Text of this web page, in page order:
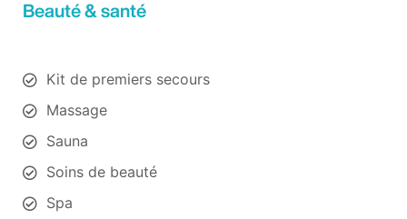
Beauté & santé
Kit de premiers secours
Massage
Sauna
Soins de beauté
Spa